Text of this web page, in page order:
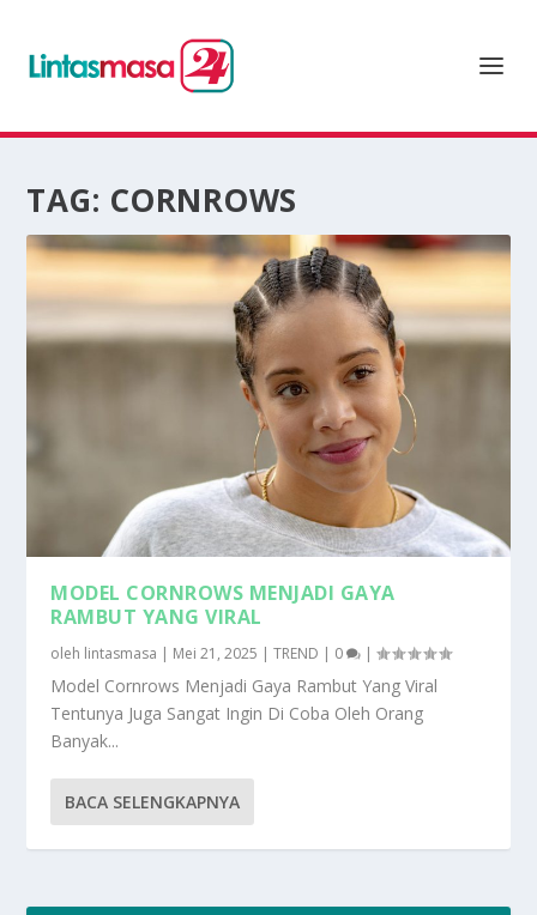
TAG: CORNROWS
MODEL CORNROWS MENJADI GAYA
RAMBUT YANG VIRAL
oleh lintasmasa | Mei 21, 2025 |TREND | 0 |
Model Cornrows Menjadi Gaya Rambut Yang Viral
Tentunya Juga Sangat Ingin Di Coba Oleh Orang
Banyak...
BACA SELENGKAPNYA